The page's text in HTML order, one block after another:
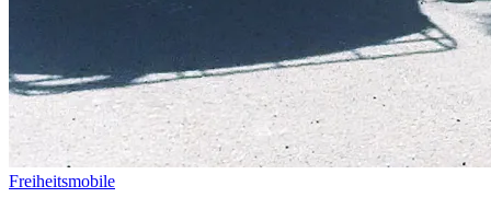
Freiheitsmobile